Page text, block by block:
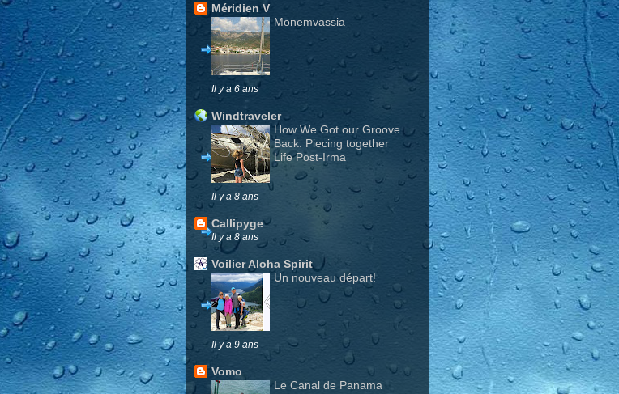
Méridien V
Monemvassia
Il y a 6 ans
Windtraveler
How We Got our Groove
Back: Piecing together
Life Post-Irma
Il y a 8 ans
Callipyge
Il y a 8 ans
Voilier Aloha Spirit
Un nouveau départ!
Il y a 9 ans
Vomo
Le Canal de Panama